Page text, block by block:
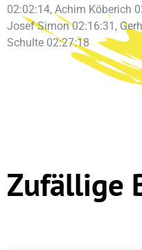
02:02:14, Achim Köberich
Josef Simon 02:16:31,
Schulte 02:27:18
Zufällige